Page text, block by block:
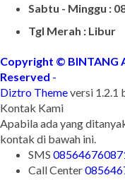
Senin - Juma'at :
Sabtu - Minggu :
Copyright © BINTANG
Reserved-
Diztro Theme
Kontak Kami
Apabila ada yang
kontak di bawah ini.
SMS